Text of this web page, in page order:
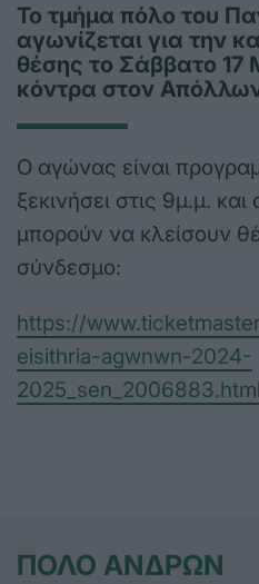
Το τμήμα πόλο του
αγωνίζεται για την
θέσης το Σάββατο 17
κόντρα στον
Ο αγώνας είναι
ξεκινήσει στις 9μ.μ.
μπορούν να κλείσουν
σύνδεσμο:
https://
eisithria-agwnwn-2024-
2025_sen_2006883.html
ΠΟΛΟ ΑΝΔΡΩΝ